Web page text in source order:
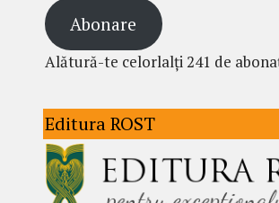
Abonare
Alătură-te celorlalți 241 de
Editura ROST